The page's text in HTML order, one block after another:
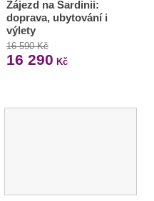
Zájezd na Sardinii:
doprava, ubytování i
výlety
16 590 Kč
16 290 Kč